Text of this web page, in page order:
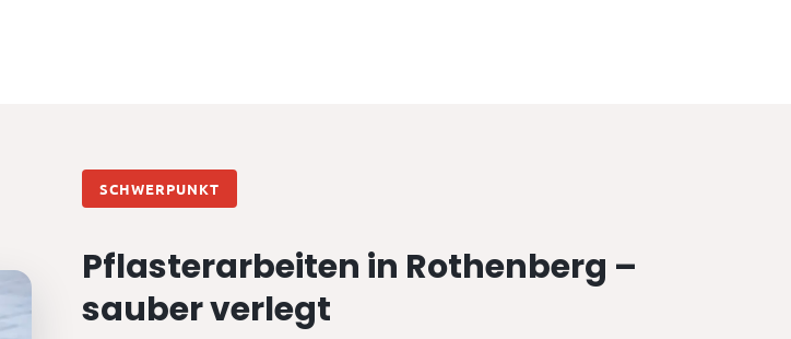
SCHWERPUNKT
Pflasterarbeiten in Rothenberg –
sauber verlegt